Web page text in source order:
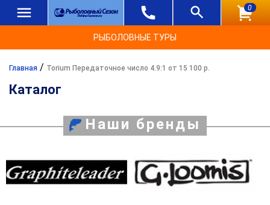
0
РЫБОЛОВНЫЕ ТУРЫ
Главная / Torium Передаточное число 4.9:1 от 15 100 р.
Каталог
Наши бренды